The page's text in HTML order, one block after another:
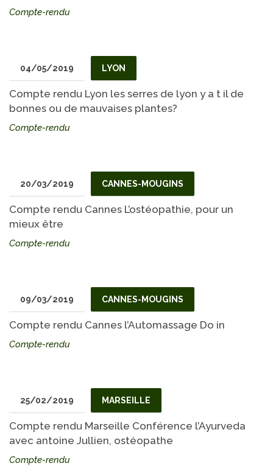
Compte-rendu
04/05/2019 LYON
Compte rendu Lyon les serres de lyon y a t il de
bonnes ou de mauvaises plantes?
Compte-rendu
20/03/2019 CANNES-MOUGINS
Compte rendu Cannes L’ostéopathie, pour un
mieux être
Compte-rendu
09/03/2019 CANNES-MOUGINS
Compte rendu Cannes l’Automassage Do in
Compte-rendu
25/02/2019 MARSEILLE
Compte rendu Marseille Conférence l’Ayurveda
avec antoine Jullien, ostéopathe
Compte-rendu